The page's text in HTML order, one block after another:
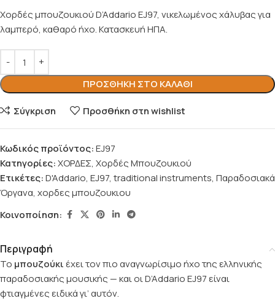
Χορδές μπουζουκιού D’Addario EJ97, νικελωμένος χάλυβας για
λαμπερό, καθαρό ήχο. Κατασκευή ΗΠΑ.
ΠΡΟΣΘΉΚΗ ΣΤΟ ΚΑΛΆΘΙ
Σύγκριση Προσθήκη στη wishlist
Κωδικός προϊόντος:EJ97
Κατηγορίες:ΧΟΡΔΕΣ, Χορδές Μπουζουκιού
Ετικέτες:D'Addario, EJ97, traditional instruments, Παραδοσιακά
Όργανα, χορδες μπουζουκιου
Κοινοποίηση:
Περιγραφή
Το μπουζούκιέχει τον πιο αναγνωρίσιμο ήχο της ελληνικής
παραδοσιακής μουσικής — και οι D’Addario EJ97 είναι
φτιαγμένες ειδικά γι’ αυτόν.